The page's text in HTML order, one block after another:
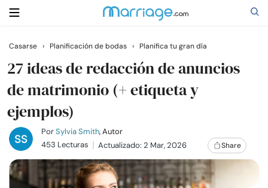
Buscar
Casarse
Relaciones
Familia
Casarse › Planificación de bodas › Planifica tu gran día
27 ideas de redacción de anuncios
de matrimonio (+ etiqueta y
ejemplos)
PorSylvia Smith, Autor
453 Lecturas
Actualizado: 2 Mar, 2026 Share